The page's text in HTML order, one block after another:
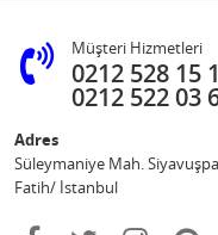
Müşteri Hizmetleri
0212 528 15
0212 522 03
Adres
Süleymaniye Mah.
Fatih/ İstanbul